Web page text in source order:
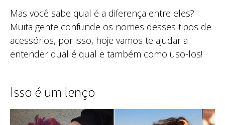
Mas você sabe qual é a diferença entre eles?
Muita gente confunde os nomes desses tipos de
acessórios, por isso, hoje vamos te ajudar a
entender qual é qual e também como uso-los!
Isso é um lenço